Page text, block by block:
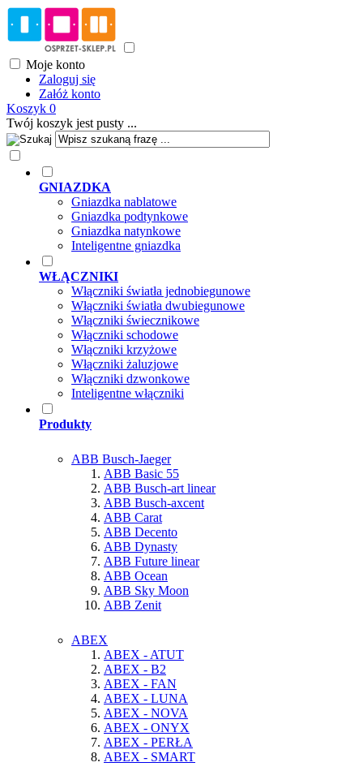
Moje konto
Zaloguj się
Załóż konto
Koszyk 0
Twój koszyk jest pusty ...
GNIAZDKA
Gniazdka nablatowe
Gniazdka podtynkowe
Gniazdka natynkowe
Inteligentne gniazdka
WŁĄCZNIKI
Włączniki światła jednobiegunowe
Włączniki światła dwubiegunowe
Włączniki świecznikowe
Włączniki schodowe
Włączniki krzyżowe
Włączniki żaluzjowe
Włączniki dzwonkowe
Inteligentne włączniki
Produkty
ABB Busch-Jaeger
ABB Basic 55
ABB Busch-art linear
ABB Busch-axcent
ABB Carat
ABB Decento
ABB Dynasty
ABB Future linear
ABB Ocean
ABB Sky Moon
ABB Zenit
ABEX
ABEX - ATUT
ABEX - B2
ABEX - FAN
ABEX - LUNA
ABEX - NOVA
ABEX - ONYX
ABEX - PERŁA
ABEX - SMART